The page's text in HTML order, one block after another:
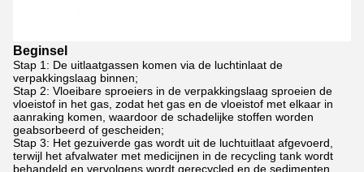
Beginsel
Stap 1: De uitlaatgassen komen via de luchtinlaat de
verpakkingslaag binnen;
Stap 2: Vloeibare sproeiers in de verpakkingslaag sproeien de
vloeistof in het gas, zodat het gas en de vloeistof met elkaar in
aanraking komen, waardoor de schadelijke stoffen worden
geabsorbeerd of gescheiden;
Stap 3: Het gezuiverde gas wordt uit de luchtuitlaat afgevoerd,
terwijl het afvalwater met medicijnen in de recycling tank wordt
behandeld en vervolgens wordt gerecycled en de sedimenten